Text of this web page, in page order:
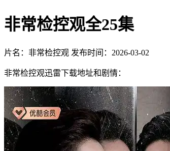
非常检控观全25集
片名：非常检控观 发布时间：2026-03-02
非常检控观迅雷下载地址和剧情：